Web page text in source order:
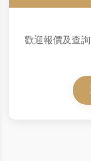
歡迎報價及查